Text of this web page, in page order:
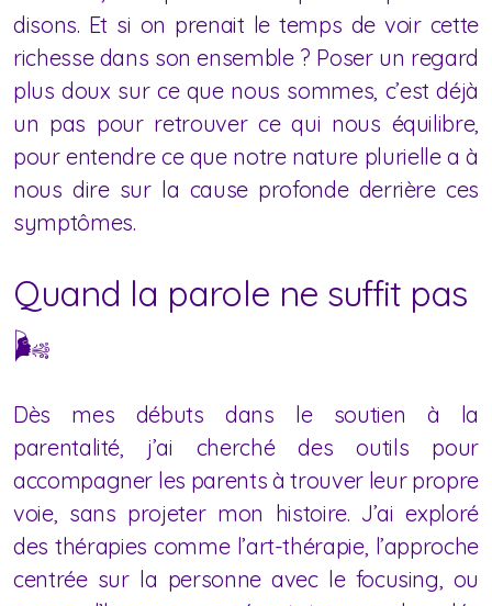
disons. Et si on prenait le temps de voir cette
richesse dans son ensemble ? Poser un regard
plus doux sur ce que nous sommes, c’est déjà
un pas pour retrouver ce qui nous équilibre,
pour entendre ce que notre nature plurielle a à
nous dire sur la cause profonde derrière ces
symptômes.
Quand la parole ne suffit pas
🌬
Dès mes débuts dans le soutien à la
parentalité, j’ai cherché des outils pour
accompagner les parents à trouver leur propre
voie, sans projeter mon histoire. J’ai exploré
des thérapies comme l’art-thérapie, l’approche
centrée sur la personne avec le focusing, ou